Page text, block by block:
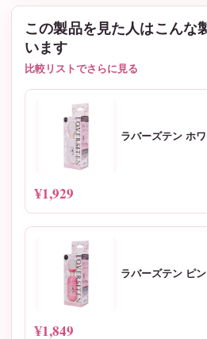
この製品を見た人はこんな
います
比較リストでさらに見る
ラバーズテン ホ
¥1,929
ラバーズテン ピ
¥1,849